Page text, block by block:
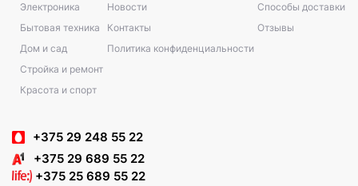
Электроника
Бытовая техника
Дом и сад
Стройка и ремонт
Красота и спорт
Новости
Контакты
Политика конфиденциальности
Способы доставки
Отзывы
+375 29 248 55 22
+375 29 689 55 22
+375 25 689 55 22